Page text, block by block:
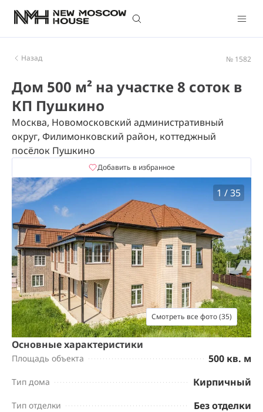
Назад № 1582
Дом 500 м² на участке 8 соток в
КП Пушкино
Москва, Новомосковский административный
округ, Филимонковский район, коттеджный
посёлок Пушкино
Добавить в избранное
1 /35
Смотреть все фото (35)
Основные характеристики
Площадь объекта 500 кв. м
Тип дома Кирпичный
Тип отделки Без отделки